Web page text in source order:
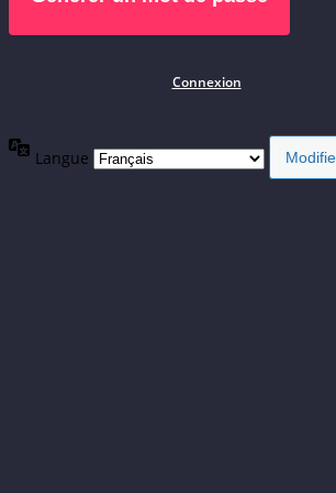
Connexion
Langue